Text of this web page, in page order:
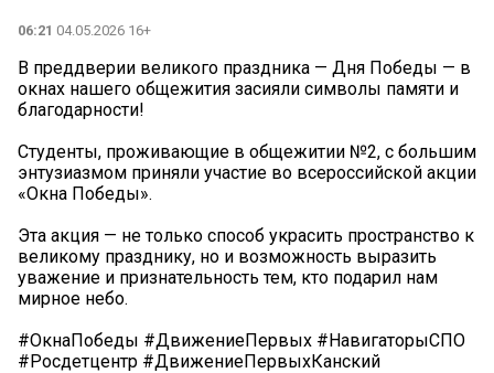
06:21 04.05.2026 16+
В преддверии великого праздника — Дня Победы — в
окнах нашего общежития засияли символы памяти и
благодарности!
Студенты, проживающие в общежитии №2, с большим
энтузиазмом приняли участие во всероссийской акции
«Окна Победы».
Эта акция — не только способ украсить пространство к
великому празднику, но и возможность выразить
уважение и признательность тем, кто подарил нам
мирное небо.
#ОкнаПобеды #ДвижениеПервых #НавигаторыСПО
#Росдетцентр #ДвижениеПервыхКанский